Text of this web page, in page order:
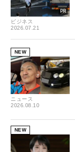
ビジネス
2026.07.21
NEW
ニュース
2026.08.10
NEW